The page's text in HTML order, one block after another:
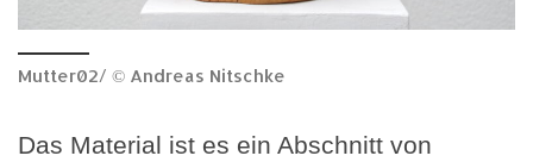
Mutter02/ © Andreas Nitschke
Das Material ist es ein Abschnitt von